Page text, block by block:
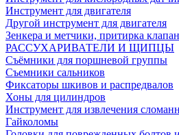
Инструмент для двигателя
Другой инструмент для двигателя
Зенкера и метчики, притирка
РАССУХАРИВАТЕЛИ И ЩИПЦЫ
Съёмники для поршневой группы
Съемники сальников
Фиксаторы шкивов и распредвалов
Хоны для цилиндров
Инструмент для извлечения
Гайколомы